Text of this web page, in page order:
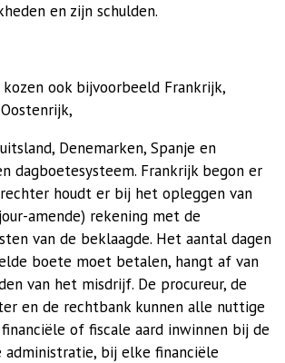
en zijn schulden.
kozen ook bijvoorbeeld Frankrijk,
Denemarken, Spanje en
dagboetesysteem. Frankrijk begon er
houdt er bij het opleggen van
amende) rekening met de
van de beklaagde. Het aantal dagen
boete moet betalen, hangt af van
van het misdrijf. De procureur, de
en de rechtbank kunnen alle nuttige
of fiscale aard inwinnen bij de
bij elke financiële